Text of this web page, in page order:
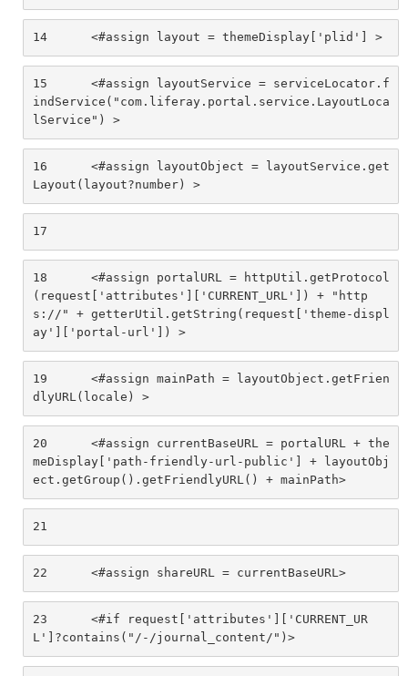
14
	<#assign layout = themeDisplay['plid'] >
15
indService("com.liferay.portal.service.LayoutLoca
lService") >
16
Layout(layout?number) >
17
18
(request['attributes']['CURRENT_URL']) + "http
s://" + getterUtil.getString(request['theme-displ
ay']['portal-url']) >
19
dlyURL(locale) >
20
meDisplay['path-friendly-url-public'] + layoutObj
ect.getGroup().getFriendlyURL() + mainPath>
21
22
	<#assign shareURL = currentBaseURL>
23
L']?contains("/-/journal_content/")>